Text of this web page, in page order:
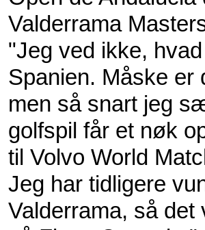
Valderrama
"Jeg ved ikke,
Spanien. Måske er
men så snart jeg
golfspil får et nøk
til Volvo World
Jeg har tidligere
Valderrama, så